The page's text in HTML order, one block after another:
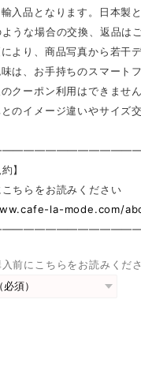
入品となります。日本製
うな場合の交換、返品は
より、商品写真から若干
は、お手持ちのスマート
クーポン利用はできませ
のイメージ違いやサイズ
】
ちらをお読みください
la-mode.com/
前にこちらをお読みくだ